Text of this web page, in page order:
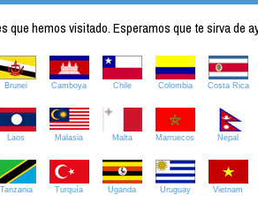
que hemos visitado. Esperamos que te sirva de
Brunei Camboya Chile Colombia Costa Rica
Laos Malasia Malta Marruecos Nepal
Tanzania Turquía Uganda Uruguay Vietnam